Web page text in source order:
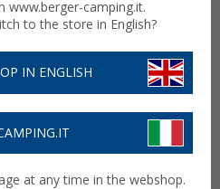
www.berger-camping.it.
to the store in English?
IN ENGLISH
at any time in the webshop.